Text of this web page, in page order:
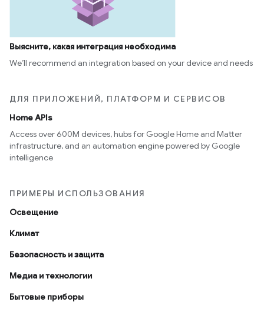
Выясните, какая интеграция необходима
We’ll recommend an integration based on your device and needs
ДЛЯ ПРИЛОЖЕНИЙ, ПЛАТФОРМ И СЕРВИСОВ
Home APIs
Access over 600M devices, hubs for Google Home and Matter
infrastructure, and an automation engine powered by Google
intelligence
ПРИМЕРЫ ИСПОЛЬЗОВАНИЯ
Освещение
Климат
Безопасность и защита
Медиа и технологии
Бытовые приборы